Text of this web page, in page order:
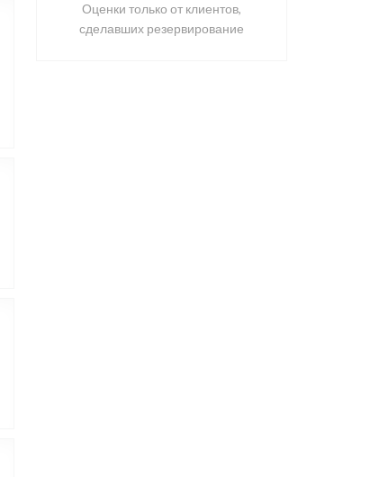
Оценки только от клиентов,
сделавших резервирование